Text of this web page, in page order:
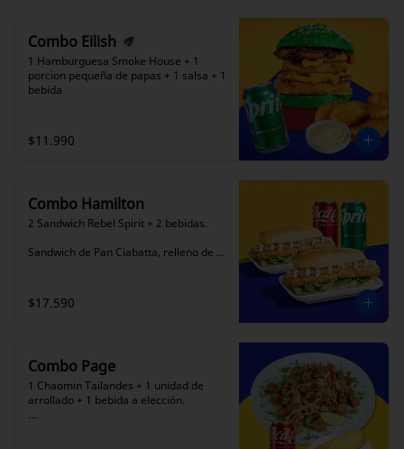
Combo Eilish
1 Hamburguesa Smoke House + 1
porcion pequeña de papas + 1 salsa + 1
bebida
$11.990
Combo Hamilton
2 Sandwich Rebel Spirit + 2 bebidas.
Sandwich de Pan Ciabatta, relleno de
salsa de queso de merkén en base a
castañas cajú , sobre rúcula fresca.
$17.590
Combo Page
1 Chaomin Tailandes + 1 unidad de
arrollado + 1 bebida a elección.